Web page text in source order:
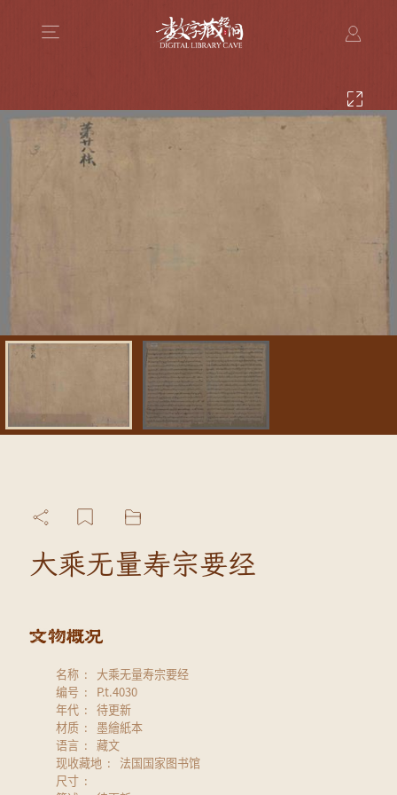
大乘无量寿宗要经
名称
大乘无量寿宗要经
编号
P.t.4030
年代
待更新
材质
墨繪紙本
语言
藏文
现收藏地
法国国家图书馆
尺寸